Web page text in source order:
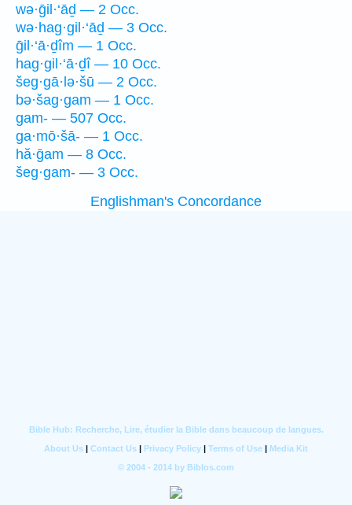
wə·ḡil·‘āḏ — 2 Occ.
wə·hag·gil·‘āḏ — 3 Occ.
ḡil·‘ā·ḏîm — 1 Occ.
hag·gil·‘ā·ḏî — 10 Occ.
šeg·gā·lə·šū — 2 Occ.
bə·šag·gam — 1 Occ.
gam- — 507 Occ.
ga·mō·šā- — 1 Occ.
hă·ḡam — 8 Occ.
šeg·gam- — 3 Occ.
Englishman's Concordance